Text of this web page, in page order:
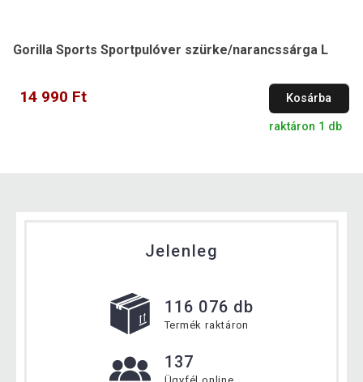
Gorilla Sports Sportpulóver szürke/narancssárga L
14 990 Ft Kosárba
raktáron 1 db
Jelenleg
116 076 db
Termék raktáron
137